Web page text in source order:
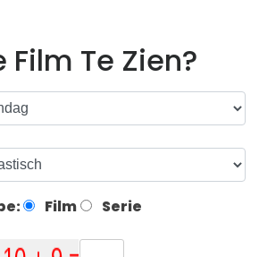
Film Te Zien?
Film Serie